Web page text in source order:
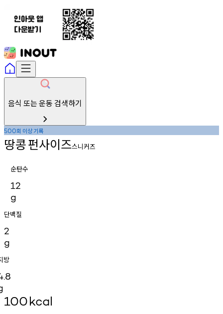
음식 또는 운동 검색하기
500회 이상기록
땅콩펀사이즈스니커즈
순탄수
12
g
단백질
2
g
방
100kcal